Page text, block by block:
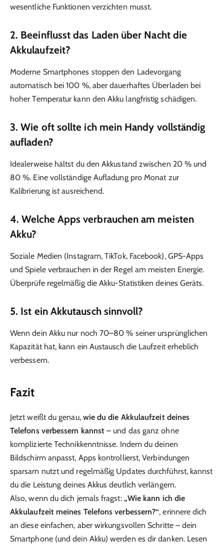
wesentliche Funktionen verzichten musst.
2. Beeinflusst das Laden über Nacht die
Akkulaufzeit?
Moderne Smartphones stoppen den Ladevorgang
automatisch bei 100 %, aber dauerhaftes Überladen bei
hoher Temperatur kann den Akku langfristig schädigen.
3. Wie oft sollte ich mein Handy vollständig
aufladen?
Idealerweise hältst du den Akkustand zwischen 20 % und
80 %. Eine vollständige Aufladung pro Monat zur
Kalibrierung ist ausreichend.
4. Welche Apps verbrauchen am meisten
Akku?
Soziale Medien (Instagram, TikTok, Facebook), GPS-Apps
und Spiele verbrauchen in der Regel am meisten Energie.
Überprüfe regelmäßig die Akku-Statistiken deines Geräts.
5. Ist ein Akkutausch sinnvoll?
Wenn dein Akku nur noch 70–80 % seiner ursprünglichen
Kapazität hat, kann ein Austausch die Laufzeit erheblich
verbessern.
Fazit
Jetzt weißt du genau, wie du die Akkulaufzeit deines
Telefons verbessern kannst – und das ganz ohne
komplizierte Technikkenntnisse. Indem du deinen
Bildschirm anpasst, Apps kontrollierst, Verbindungen
sparsam nutzt und regelmäßig Updates durchführst, kannst
du die Leistung deines Akkus deutlich verlängern.
Also, wenn du dich jemals fragst: „Wie kann ich die
Akkulaufzeit meines Telefons verbessern?“, erinnere dich
an diese einfachen, aber wirkungsvollen Schritte – dein
Smartphone (und dein Akku) werden es dir danken. Lesen